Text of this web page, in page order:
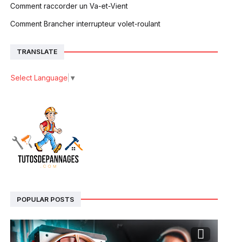
Comment raccorder un Va-et-Vient
Comment Brancher interrupteur volet-roulant
TRANSLATE
Select Language ▼
POPULAR POSTS